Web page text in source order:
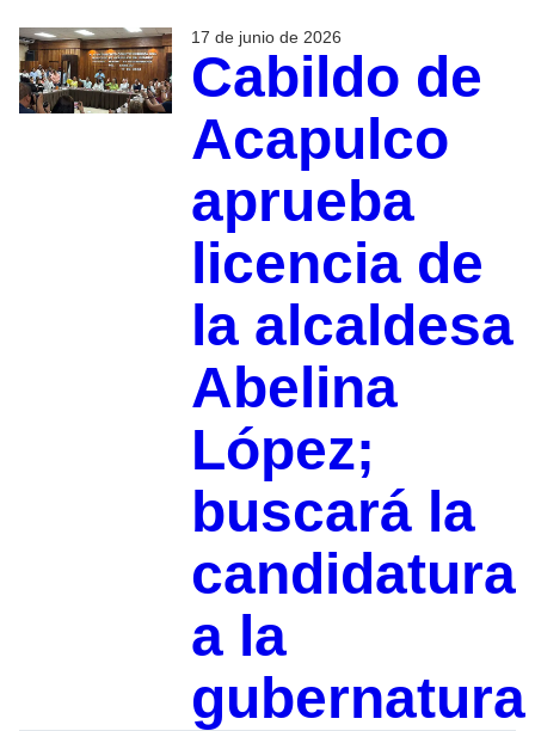
17 de junio de 2026
Cabildo de
Acapulco
aprueba
licencia de
la alcaldesa
Abelina
López;
buscará la
candidatura
a la
gubernatura